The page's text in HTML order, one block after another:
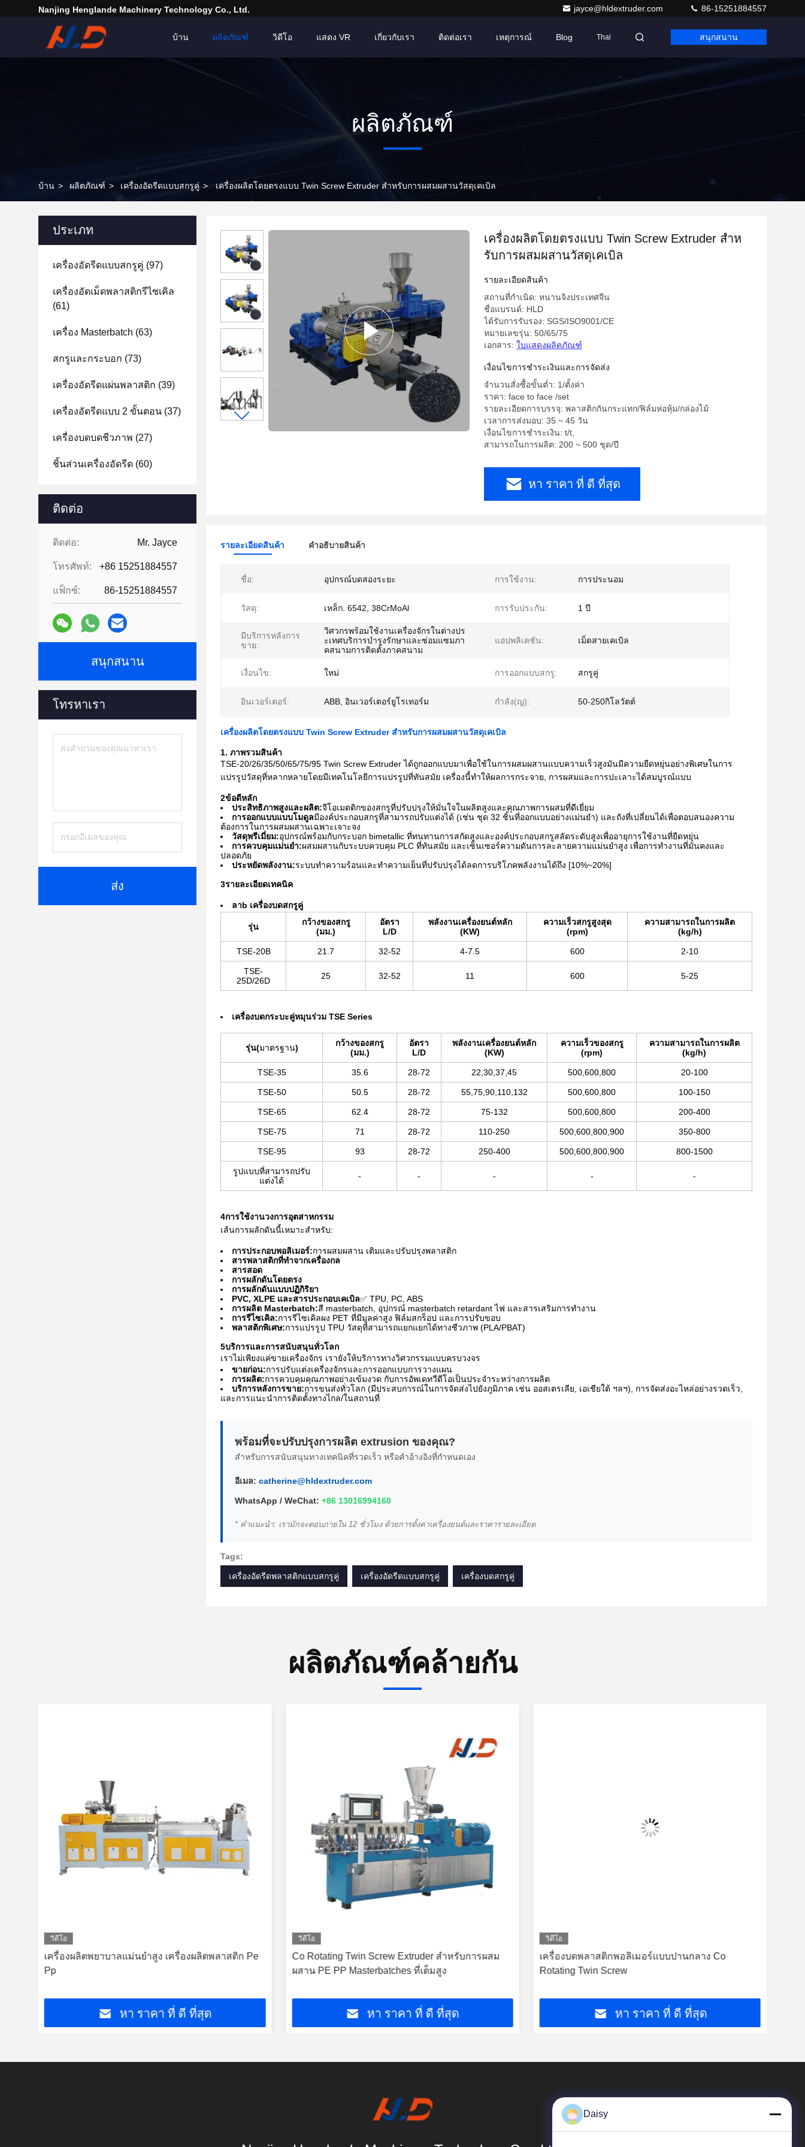
Nanjing Henglande Machinery Technology Co., Ltd. jayce@hldextruder.com 86-15251884557
บ้าน ผลิตภัณฑ์ วิดีโอ แสดง VR เกี่ยวกับเรา ติดต่อเรา เหตุการณ์ Blog Thai สนุกสนาน
ผลิตภัณฑ์
บ้าน > ผลิตภัณฑ์ > เครื่องอัดรีดแบบสกรูคู่ > เครื่องผลิตโดยตรงแบบ Twin Screw Extruder สําหรับการผสมผสานวัสดุเคเบิล
ประเภท
เครื่องอัดรีดแบบสกรูคู่ (97)
เครื่องอัดเม็ดพลาสติกรีไซเคิล
(61)
เครื่อง Masterbatch (63)
สกรูและกระบอก (73)
เครื่องอัดรีดแผ่นพลาสติก (39)
เครื่องอัดรีดแบบ 2 ขั้นตอน (37)
เครื่องบดบดชีวภาพ (27)
ชิ้นส่วนเครื่องอัดรีด (60)
ติดต่อ
ติดต่อ: Mr. Jayce
โทรศัพท์: +86 15251884557
แฟ็กซ์: 86-15251884557
สนุกสนาน
โทรหาเรา
ส่ง
เครื่องผลิตโดยตรงแบบ Twin Screw Extruder สําห
รับการผสมผสานวัสดุเคเบิล
รายละเอียดสินค้า
สถานที่กำเนิด: หนานจิงประเทศจีน
ชื่อแบรนด์: HLD
ได้รับการรับรอง: SGS/ISO9001/CE
หมายเลขรุ่น: 50/65/75
เอกสาร: ใบแสดงผลิตภัณฑ์
เงื่อนไขการชําระเงินและการจัดส่ง
จำนวนสั่งซื้อขั้นต่ำ: 1/ตั้งค่า
ราคา: face to face /set
รายละเอียดการบรรจุ: พลาสติกกันกระแทก/ฟิล์มห่อหุ้ม/กล่องไม้
เวลาการส่งมอบ: 35 ~ 45 วัน
เงื่อนไขการชำระเงิน: t/t,
สามารถในการผลิต: 200 ~ 500 ชุด/ปี
หา ราคา ที่ ดี ที่สุด
รายละเอียดสินค้า คําอธิบายสินค้า
ชื่อ: อุปกรณ์บดสองระยะ การใช้งาน: การประนอม
วัสดุ: เหล็ก. 6542, 38CrMoAl การรับประกัน: 1 ปี
มีบริการหลังการ
ขาย:
วิศวกรพร้อมใช้งานเครื่องจักรในต่างปร
ะเทศบริการบำรุงรักษาและซ่อมแซมภา
คสนามการติดตั้งภาคสนาม
แอปพลิเคชัน: เม็ดสายเคเบิล
เงื่อนไข: ใหม่ การออกแบบสกรู: สกรูคู่
อินเวอร์เตอร์: ABB, อินเวอร์เตอร์ยูโรเทอร์ม กำลัง(ญ): 50-250กิโลวัตต์
เครื่องผลิตโดยตรงแบบ Twin Screw Extruder สําหรับการผสมผสานวัสดุเคเบิล
1. ภาพรวมสินค้า
TSE-20/26/35/50/65/75/95 Twin Screw Extruder ได้ถูกออกแบบมาเพื่อใช้ในการผสมผสานแบบความเร็วสูงมันมีความยืดหยุ่นอย่างพิเศษในการ
แปรรูปวัสดุที่หลากหลายโดยมีเทคโนโลยีการแปรรูปที่ทันสมัย เครื่องนี้ทําให้ผลการกระจาย, การผสมและการปะเลาะได้สมบูรณ์แบบ
2ข้อดีหลัก
ประสิทธิภาพสูงและผลิต:จีโอเมตติกของสกรูที่ปรับปรุงให้มั่นใจในผลิตสูงและคุณภาพการผสมที่ดีเยี่ยม
การออกแบบแบบโมดูลมีองค์ประกอบสกรูที่สามารถปรับแต่งได้ (เช่น ชุด 32 ชิ้นที่ออกแบบอย่างแม่นยํา) และถังที่เปลี่ยนได้เพื่อตอบสนองความ
ต้องการในการผสมผสานเฉพาะเจาะจง
วัสดุพรีเมี่ยม:อุปกรณ์พร้อมกับกระบอก bimetallic ที่ทนทานการสกัดสูงและองค์ประกอบสกรูสลัดระดับสูงเพื่ออายุการใช้งานที่ยืดหยุ่น
การควบคุมแม่นยํา:ผสมผสานกับระบบควบคุม PLC ที่ทันสมัย และเซ็นเซอร์ความดันการละลายความแม่นยําสูง เพื่อการทํางานที่มั่นคงและ
ปลอดภัย
ประหยัดพลังงาน:ระบบทําความร้อนและทําความเย็นที่ปรับปรุงได้ลดการบริโภคพลังงานได้ถึง [10%~20%]
3รายละเอียดเทคนิค
ลาb เครื่องบดสกรูคู่
รุ่น
กว้างของสกรู
(มม.)
อัตรา
L/D
พลังงานเครื่องยนต์หลัก
(KW)
ความเร็วสกรูสูงสุด
(rpm)
ความสามารถในการผลิต
(kg/h)
TSE-20B 21.7 32-52 4-7.5 600 2-10
TSE-
25D/26D
25 32-52 11 600 5-25
เครื่องบดกระบะคู่หมุนร่วม TSE Series
รุ่น(มาตรฐาน)
กว้างของสกรู
(มม.)
อัตรา
L/D
พลังงานเครื่องยนต์หลัก
(KW)
ความเร็วของสกรู
(rpm)
ความสามารถในการผลิต
(kg/h)
TSE-35 35.6 28-72 22,30,37,45 500,600,800 20-100
TSE-50 50.5 28-72 55,75,90,110,132 500,600,800 100-150
TSE-65 62.4 28-72 75-132 500,600,800 200-400
TSE-75 71 28-72 110-250 500,600,800,900 350-800
TSE-95 93 28-72 250-400 500,600,800,900 800-1500
รูปแบบที่สามารถปรับ
แต่งได้
- - - - -
4การใช้งานวงการอุตสาหกรรม
เส้นการผลักดันนี้เหมาะสําหรับ:
การประกอบพอลิเมอร์:การผสมผสาน เติมและปรับปรุงพลาสติก
สารพลาสติกที่ทําจากเครื่องกล
สารสอด
การผลักดันโดยตรง
การผลักดันแบบปฏิกิริยา
PVC, XLPE และสารประกอบเคเบิล✅ TPU, PC, ABS
การผลิต Masterbatch:สี masterbatch, อุปกรณ์ masterbatch retardant ไฟ และสารเสริมการทํางาน
การรีไซเคิล:การรีไซเคิลผง PET ที่มีมูลค่าสูง ฟิล์มสกร็อป และการปรับขอบ
พลาสติกพิเศษ:การแปรรูป TPU วัสดุที่สามารถแยกแยกได้ทางชีวภาพ (PLA/PBAT)
5บริการและการสนับสนุนทั่วโลก
เราไม่เพียงแค่ขายเครื่องจักร เรายังให้บริการทางวิศวกรรมแบบครบวงจร
ขายก่อน:การปรับแต่งเครื่องจักรและการออกแบบการวางแผน
การผลิต:การควบคุมคุณภาพอย่างเข้มงวด กับการอัพเดทวีดีโอเป็นประจําระหว่างการผลิต
บริการหลังการขาย:การขนส่งทั่วโลก (มีประสบการณ์ในการจัดส่งไปยังภูมิภาค เช่น ออสเตรเลีย, เอเชียใต้ ฯลฯ), การจัดส่งอะไหล่อย่างรวดเร็ว,
และการแนะนําการติดตั้งทางไกล/ในสถานที่
พร้อมที่จะปรับปรุงการผลิต extrusion ของคุณ?
สําหรับการสนับสนุนทางเทคนิคที่รวดเร็ว หรือคําอ้างอิงที่กําหนดเอง
อีเมล: catherine@hldextruder.com
WhatsApp / WeChat: +86 13016994160
* คําแนะนํา: เรามักจะตอบภายใน 12 ชั่วโมง ด้วยการตั้งค่าเครื่องยนต์และราคารายละเอียด
Tags:
เครื่องอัดรีดพลาสติกแบบสกรูคู่ เครื่องอัดรีดแบบสกรูคู่ เครื่องบดสกรูคู่
ผลิตภัณฑ์คล้ายกัน
วิดีโอ
เครื่องผลิตพยาบาลแม่นยําสูง เครื่องผลิตพลาสติก Pe
Pp
หา ราคา ที่ ดี ที่สุด
วิดีโอ
Co Rotating Twin Screw Extruder สําหรับการผสม
ผสาน PE PP Masterbatches ที่เต็มสูง
หา ราคา ที่ ดี ที่สุด
วิดีโอ
เครื่องบดพลาสติกพอลิเมอร์แบบปานกลาง Co
Rotating Twin Screw
หา ราคา ที่ ดี ที่สุด
Daisy